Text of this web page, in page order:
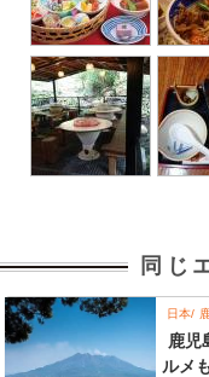
同じ
日本
鹿児
ルメ